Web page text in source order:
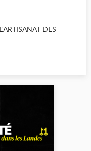
DES